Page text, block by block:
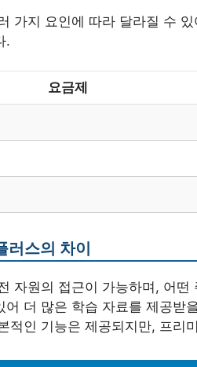
가지 요인에 따라 달라질 수
.
요금제
러스의 차이
자원의 접근이 가능하며, 어떤
어 더 많은 학습 자료를 제공받
적인 기능은 제공되지만, 프리